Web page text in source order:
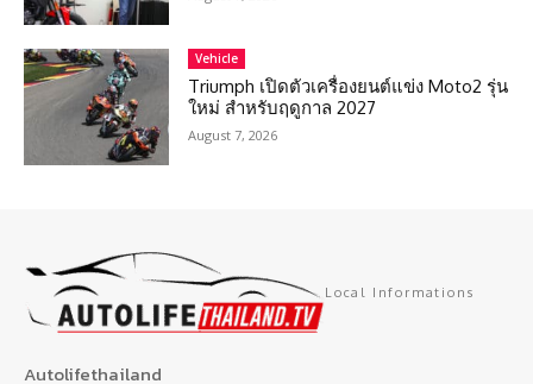
Vehicle
Triumph เปิดตัวเครื่องยนต์แข่ง Moto2 รุ่น
ใหม่ สำหรับฤดูกาล 2027
August 7, 2026
Local Informations
Autolifethailand